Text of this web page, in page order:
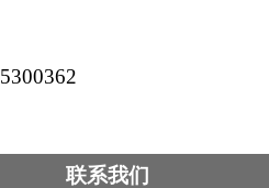
联系我们